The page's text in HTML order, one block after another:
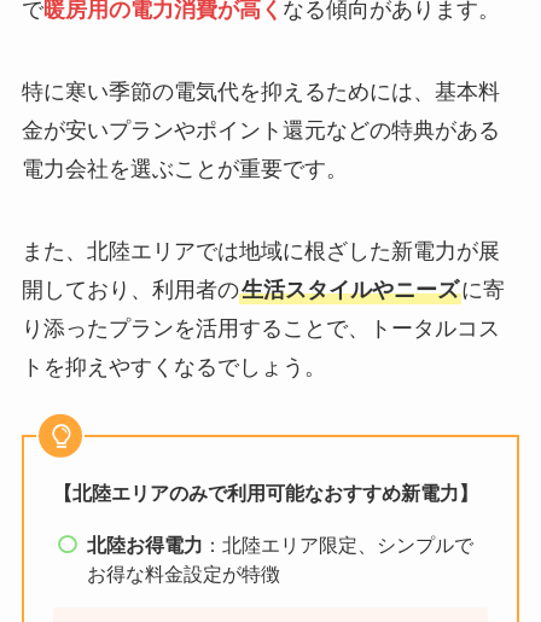
で暖房用の電力消費が高く なる傾向があります。
特に寒い季節の電気代を抑えるためには、基本料
金が安いプランやポイント還元などの特典がある
電力会社を選ぶことが重要です。
また、北陸エリアでは地域に根ざした新電力が展
開しており、利用者の生活スタイルやニーズに寄
り添ったプランを活用することで、トータルコス
トを抑えやすくなるでしょう。
【北陸エリアのみで利用可能なおすすめ新電力】
北陸お得電力 ：北陸エリア限定、シンプルで
お得な料金設定が特徴